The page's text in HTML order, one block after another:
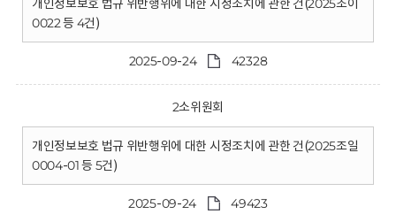
개인정보보호 법규 위반행위에 대한 시정조치에 관한 건(2025조이
0022 등 4건)
2025-09-24 42328
2소위원회
개인정보보호 법규 위반행위에 대한 시정조치에 관한 건(2025조일
0004-01 등 5건)
2025-09-24 49423